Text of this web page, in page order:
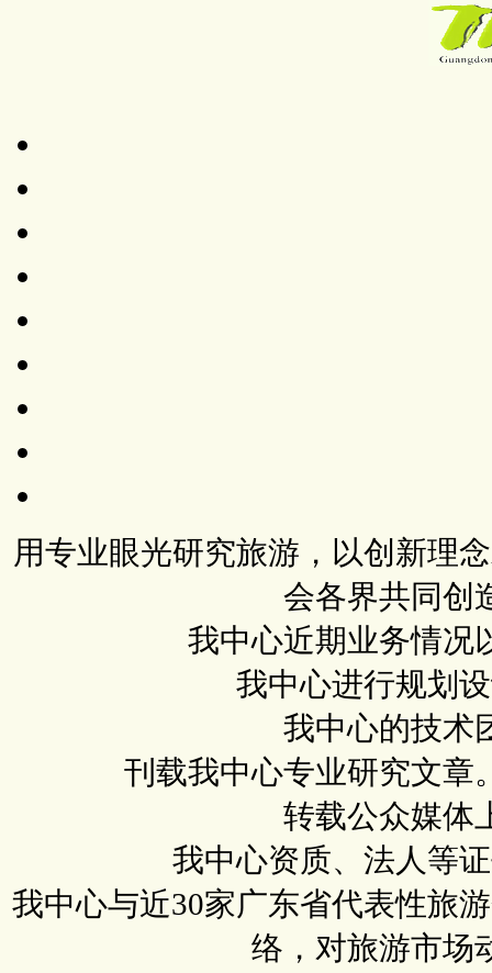
用专业眼光研究旅游，以创新理
会各界共同创
我中心近期业务情况
我中心进行规划
我中心的技术
刊载我中心专业研究文章
转载公众媒体
我中心资质、法人等
我中心与近30家广东省代表性旅
络，对旅游市场